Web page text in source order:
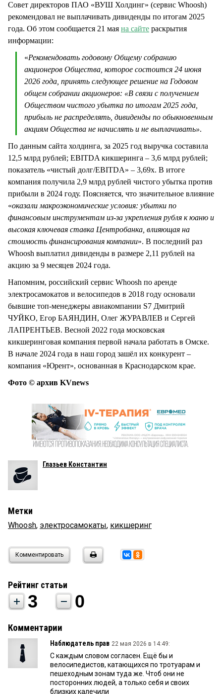
Совет директоров ПАО «ВУШ Холдинг» (сервис Whoosh)
рекомендовал не выплачивать дивиденды по итогам 2025
года. Об этом сообщается 21 мая на сайте раскрытия
информации:
«Рекомендовать годовому Общему собранию
акционеров Общества, которое состоится 24 июня
2026 года, принять следующее решение на Годовом
общем собрании акционеров: «В связи с получением
Обществом чистого убытка по итогам 2025 года,
прибыль не распределять, дивиденды по обыкновенным
акциям Общества не начислять и не выплачивать».
По данным сайта холдинга, за 2025 год выручка составила
12,5 млрд рублей; EBITDA кикшеринга – 3,6 млрд рублей;
показатель «чистый долг/EBITDA» – 3,69x. В итоге
компания получила 2,9 млрд рублей чистого убытка против
прибыли в 2024 году. Поясняется, что значительное влияние
«оказали макроэкономические условия: убытки по
финансовым инструментам из-за укрепления рубля к юаню и
высокая ключевая ставка Центробанка, влияющая на
стоимость финансирования компании». В последний раз
Whoosh выплатил дивиденды в размере 2,11 рублей на
акцию за 9 месяцев 2024 года.
Напомним, российский сервис Whoosh по аренде
электросамокатов и велосипедов в 2018 году основали
бывшие топ-менеджеры авиакомпании S7 Дмитрий
ЧУЙКО, Егор БАЯНДИН, Олег ЖУРАВЛЕВ и Сергей
ЛАПРЕНТЬЕВ. Весной 2022 года московская
кикшеринговая компания первой начала работать в Омске.
В начале 2024 года в наш город зашёл их конкурент –
компания «Юрент», основанная в Краснодарском крае.
Фото © архив KVnews
Глазьев Константин
Метки
Whoosh, электросамокаты, кикшеринг
Комментировать
Рейтинг статьи
3 0
Комментарии
Наблюдатель прав 22 мая 2026 в 14:49:
С каждым словом согласен. Ещё бы и
велосипедистов, катающихся по тротуарам и
пешеходным зонам туда же. Чтоб они не
посторонних людей, а только себя и своих
близких калечили